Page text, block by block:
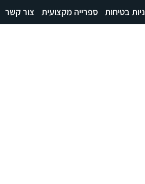
בטיחות ספרייה מקצועית צור קשר